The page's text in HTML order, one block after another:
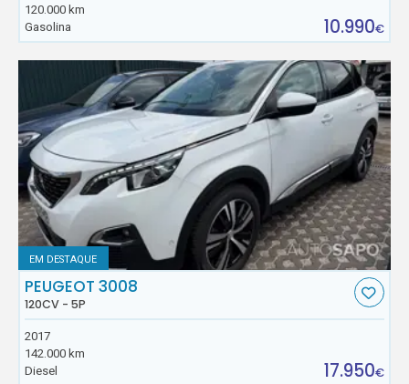
120.000 km
Gasolina
10.990€
EM DESTAQUE
PEUGEOT 3008
120CV - 5P
2017
142.000 km
Diesel
17.950€